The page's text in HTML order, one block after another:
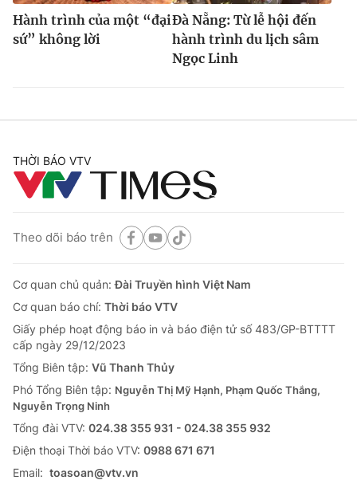
Hành trình của một “đại
sứ” không lời
Đà Nẵng: Từ lễ hội đến
hành trình du lịch sâm
Ngọc Linh
THỜI BÁO VTV
Theo dõi báo trên
Cơ quan chủ quản:Đài Truyền hình Việt Nam
Cơ quan báo chí: Thời báo VTV
Giấy phép hoạt động báo in và báo điện tử số 483/GP-BTTTT
cấp ngày 29/12/2023
Tổng Biên tập: Vũ Thanh Thủy
Phó Tổng Biên tập: Nguyễn Thị Mỹ Hạnh, Phạm Quốc Thắng,
Nguyễn Trọng Ninh
Tổng đài VTV: 024.38 355 931 - 024.38 355 932
Ðiện thoại Thời báo VTV: 0988 671 671
Email: toasoan@vtv.vn